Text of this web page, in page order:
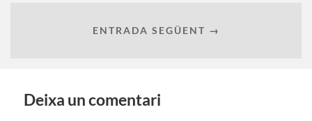
ENTRADA SEGÜENT →
Deixa un comentari